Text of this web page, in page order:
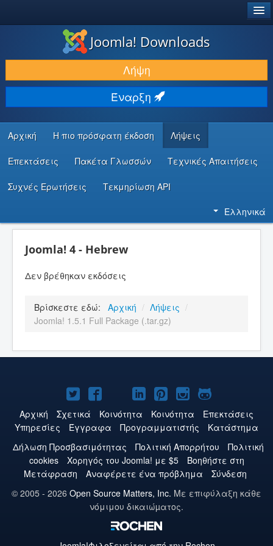
ΛΉΨΕΙΣ & ΕΠΕΚΤΆΣΕΙΣ
ΕΎΡΕΣΗ & ΜΆΘΗΣΗ
ΚΟΙΝΌΤΗΤΑ & ΥΠΟΣΤΉΡΙΞΗ
ΠΌΡΟΙ ΠΡΟΓΡΑΜΜΑΤΙΣΤΏΝ
Joomla! Downloads
Λήψη
Έναρξη
Αρχική Η πιο πρόσφατη έκδοση Λήψεις
Επεκτάσεις Πακέτα Γλωσσών Τεχνικές Απαιτήσεις
Συχνές Ερωτήσεις Τεκμηρίωση API
Ελληνικά
Joomla! 4 - Hebrew
Δεν βρέθηκαν εκδόσεις
Βρίσκεστε εδώ: Αρχική / Λήψεις /
Joomla! 1.5.1 Full Package (.tar.gz)
Το
Joomla!
στο
Twitter
Το
Joomla!
στο
Facebook
Joomla!
στο
YouTube
Το
Joomla!
στο
LinkedIn
Το
Joomla!
στο
Pinterest
Το
Joomla!
στο
Instagram
Το
Joomla!
στο
GitHub
Αρχική Σχετικά Κοινότητα Κοινότητα
Επεκτάσεις
Υπηρεσίες
Έγγραφα Προγραμματιστής
Κατάστημα
Δήλωση Προσβασιμότητας
Πολιτική Aπορρήτου
Πολιτική
cookies
Χορηγός του Joomla! με $5
Βοηθήστε στη
Μετάφραση
Αναφέρετε ένα πρόβλημα
Σύνδεση
© 2005 - 2026 Open Source Matters, Inc. Με επιφύλαξη κάθε
νόμιμου δικαιώµατος.